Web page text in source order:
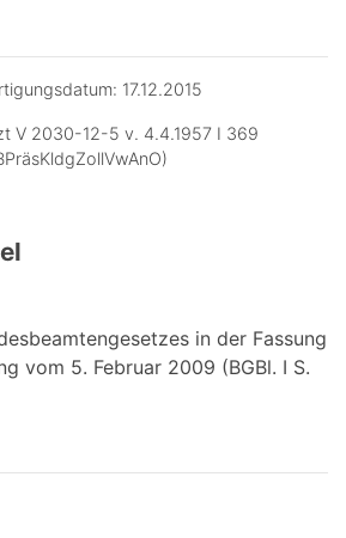
17.12.2015
V 2030-12-5 v. 4.4.1957 I 369
in der Fassung
vom 5. Februar 2009 (BGBl. I S.